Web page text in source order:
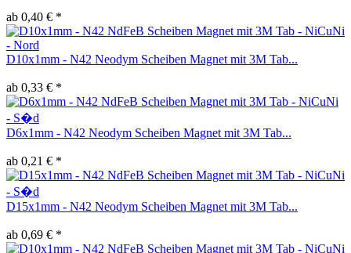
ab 0,40 € *
D10x1mm - N42 Neodym Scheiben Magnet mit 3M Tab...
ab 0,33 € *
D6x1mm - N42 Neodym Scheiben Magnet mit 3M Tab...
ab 0,21 € *
D15x1mm - N42 Neodym Scheiben Magnet mit 3M Tab...
ab 0,69 € *